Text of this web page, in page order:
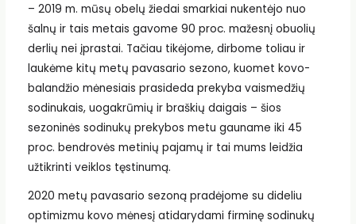
– 2019 m. mūsų obelų žiedai smarkiai nukentėjo nuo
šalnų ir tais metais gavome 90 proc. mažesnį obuolių
derlių nei įprastai. Tačiau tikėjome, dirbome toliau ir
laukėme kitų metų pavasario sezono, kuomet kovo-
balandžio mėnesiais prasideda prekyba vaismedžių
sodinukais, uogakrūmių ir braškių daigais – šios
sezoninės sodinukų prekybos metu gauname iki 45
proc. bendrovės metinių pajamų ir tai mums leidžia
užtikrinti veiklos tęstinumą.
2020 metų pavasario sezoną pradėjome su dideliu
optimizmu kovo mėnesį atidarydami firminę sodinukų